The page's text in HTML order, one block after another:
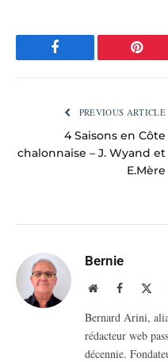
Facebook
PREVIOUS ARTICLE
4 Saisons en Côte
chalonnaise – J. Wyand et
E.Mère
Bernie
WebsiteFacebook
Bernard Arini,
rédacteur web
décennie.